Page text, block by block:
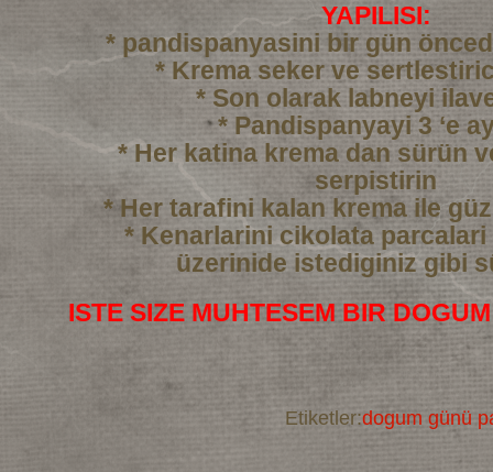
YAPILISI:
* pandispanyasini bir gün
* Krema seker ve
* Son olarak labneyi
* Pandispanyayi 3 ‘e
* Her katina krema dan sürün
serpistirin
* Her tarafini kalan krema ile
* Kenarlarini cikolata
üzerinide istediginiz gibi
ISTE SIZE MUHTESEM BIR
Etiketler:dogum günü